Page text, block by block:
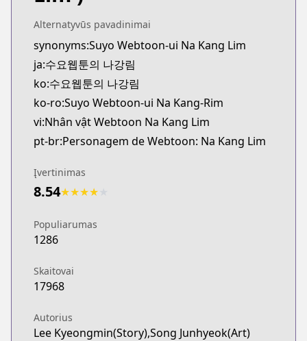
Alternatyvūs pavadinimai
synonyms:Suyo Webtoon-ui Na Kang Lim
ja:수요웹툰의 나강림
ko:수요웹툰의 나강림
ko-ro:Suyo Webtoon-ui Na Kang-Rim
vi:Nhân vật Webtoon Na Kang Lim
pt-br:Personagem de Webtoon: Na Kang Lim
Įvertinimas
8.54★★★★
Populiarumas
1286
Skaitovai
17968
Autorius
Lee Kyeongmin(Story),Song Junhyeok(Art)